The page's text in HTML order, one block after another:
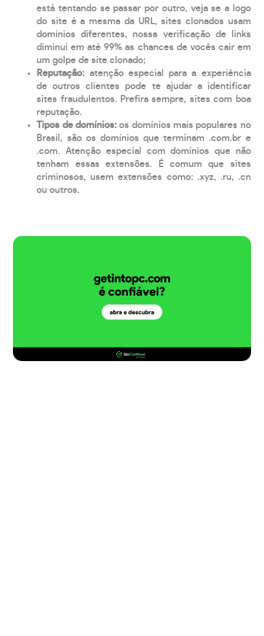
está tentando se passar por outro, veja se a logo
do site é a mesma da URL, sites clonados usam
domínios diferentes, nossa verificação de links
diminui em até 99% as chances de vocês cair em
um golpe de site clonado;
Reputação: atenção especial para a experiência
de outros clientes pode te ajudar a identificar
sites fraudulentos. Prefira sempre, sites com boa
reputação.
Tipos de domínios:os domínios mais populares no
Brasil, são os domínios que terminam .com.br e
.com. Atenção especial com domínios que não
tenham essas extensões. É comum que sites
criminosos, usem extensões como: .xyz, .ru, .cn
ou outros.